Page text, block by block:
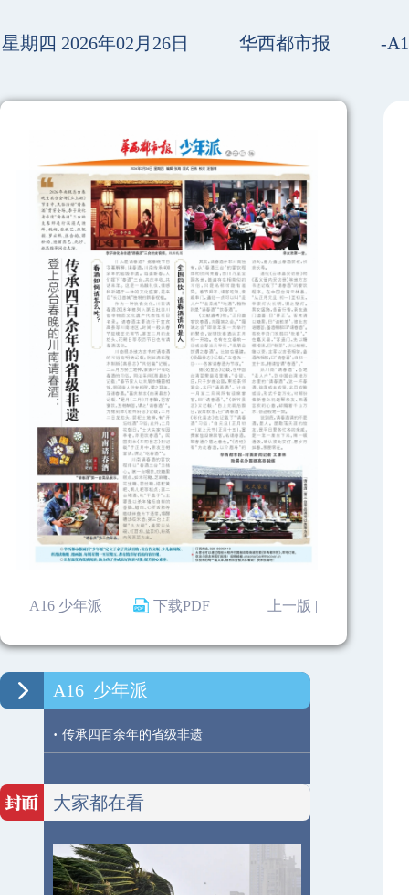
星期四 2026年02月26日 华西都市报 -
A16 少年派 下载PDF 上一版 |
A16 少年派
· 传承四百余年的省级非遗
大家都在看